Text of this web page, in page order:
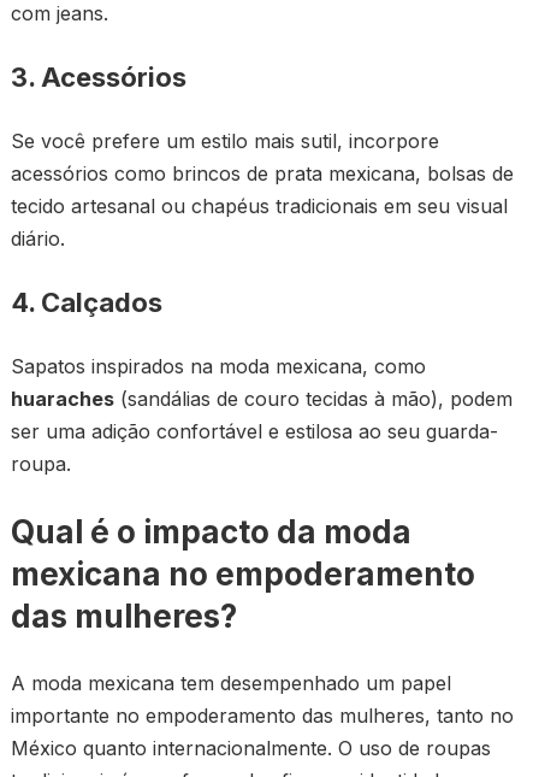
com jeans.
3. Acessórios
Se você prefere um estilo mais sutil, incorpore
acessórios como brincos de prata mexicana, bolsas de
tecido artesanal ou chapéus tradicionais em seu visual
diário.
4. Calçados
Sapatos inspirados na moda mexicana, como
huaraches(sandálias de couro tecidas à mão), podem
ser uma adição confortável e estilosa ao seu guarda-
roupa.
Qual é o impacto da moda
mexicana no empoderamento
das mulheres?
A moda mexicana tem desempenhado um papel
importante no empoderamento das mulheres, tanto no
México quanto internacionalmente. O uso de roupas